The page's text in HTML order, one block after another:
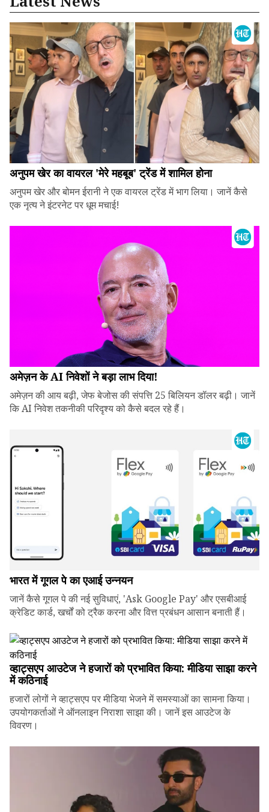
अनुपम खेर का वायरल 'मेरे महबूब' ट्रेंड में शामिल होना
अनुपम खेर और बोमन ईरानी ने एक वायरल ट्रेंड में भाग लिया। जानें कैसे
एक नृत्य ने इंटरनेट पर धूम मचाई!
अमेज़न के AI निवेशों ने बड़ा लाभ दिया!
अमेज़न की आय बढ़ी, जेफ बेजोस की संपत्ति 25 बिलियन डॉलर बढ़ी। जानें
कि AI निवेश तकनीकी परिदृश्य को कैसे बदल रहे हैं।
भारत में गूगल पे का एआई उन्नयन
जानें कैसे गूगल पे की नई सुविधाएं, 'Ask Google Pay' और एसबीआई
क्रेडिट कार्ड, खर्चों को ट्रैक करना और वित्त प्रबंधन आसान बनाती हैं।
व्हाट्सएप आउटेज ने हजारों को प्रभावित किया: मीडिया साझा करने
में कठिनाई
हजारों लोगों ने व्हाट्सएप पर मीडिया भेजने में समस्याओं का सामना किया।
उपयोगकर्ताओं ने ऑनलाइन निराशा साझा की। जानें इस आउटेज के
विवरण।